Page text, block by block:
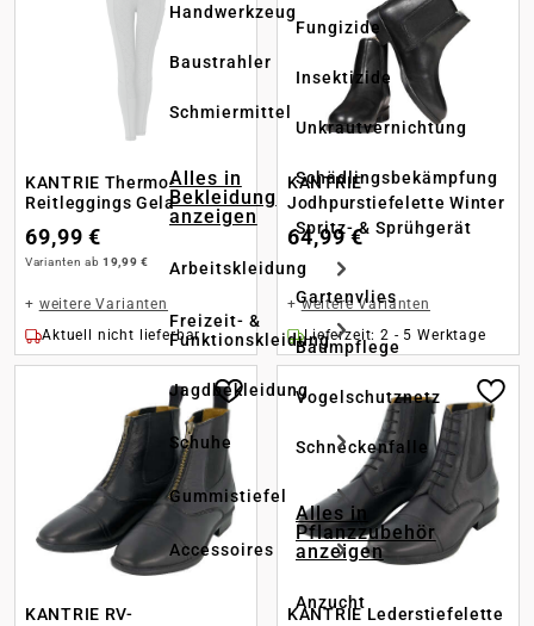
Handwerkzeug
Baustrahler
Schmiermittel
Alles in
Bekleidung
anzeigen
Arbeitskleidung
Freizeit- &
Funktionskleidung
Jagdbekleidung
Schuhe
Gummistiefel
Accessoires
Fungizide
Insektizide
Unkrautvernichtung
Schädlingsbekämpfung
Spritz- & Sprühgerät
Gartenvlies
Baumpflege
Vogelschutznetz
Schneckenfalle
Alles in
Pflanzzubehör
anzeigen
Anzucht
KANTRIE Thermo-
Reitleggings Gela
69,99 €
Varianten ab 19,99 €
+ weitere Varianten
Aktuell nicht lieferbar
KANTRIE
Jodhpurstiefelette Winter
64,99 €
+weitere Varianten
Lieferzeit: 2 - 5 Werktage
KANTRIE RV-
KANTRIE Lederstiefelette